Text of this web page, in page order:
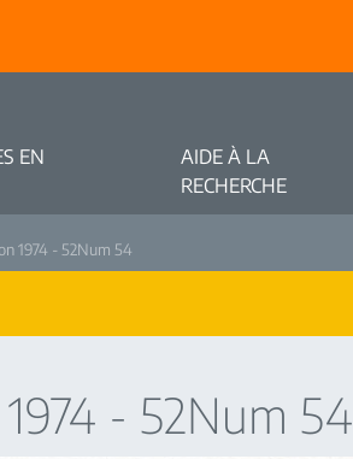
EN
AIDE À LA
RECHERCHE
1974 - 52Num 54
- 52Num 54